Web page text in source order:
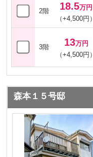
2階 18.5万円
（+4,500円）
3階 13万円
（+4,500円）
森本１５号邸